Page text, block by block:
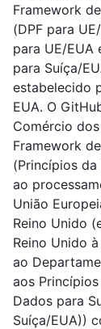
Framework
(DPF para
para UE/EUA
para Suíça/
estabelecido
EUA. O
Comércio
Framework
(Princípios
ao
União
Reino Unido
Reino Unido
ao
aos
Dados para
Suíça/EUA))